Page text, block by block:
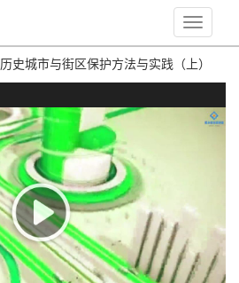
Toggle
历史城市与街区保护方法与实践（上）